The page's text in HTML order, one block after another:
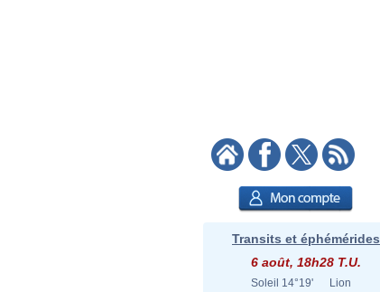
Transits et éphémérides
6 août, 18h28 T.U.
Soleil 14°19'
Lion